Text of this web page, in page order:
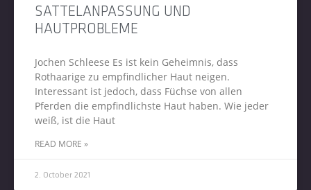
SATTELANPASSUNG UND
HAUTPROBLEME
Jochen Schleese Es ist kein Geheimnis, dass
Rothaarige zu empfindlicher Haut neigen.
Interessant ist jedoch, dass Füchse von allen
Pferden die empfindlichste Haut haben. Wie jeder
weiß, ist die Haut
READ MORE »
2. October 2021